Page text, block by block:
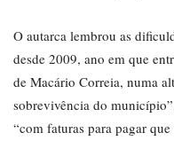
O autarca lembrou as
desde 2009, ano em que
de Macário Correia, numa
sobrevivência do
“com faturas para pagar